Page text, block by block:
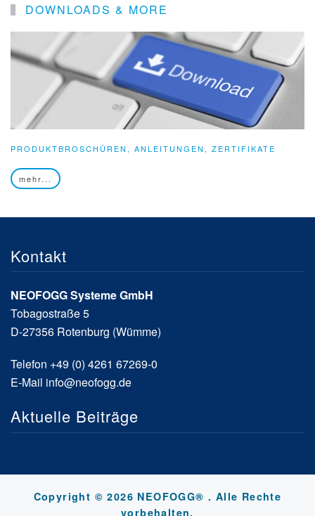
DOWNLOADS & MORE
PRODUKTBROSCHÜREN, ANLEITUNGEN, ZERTIFIKATE
mehr...
Kontakt
NEOFOGG Systeme GmbH
Tobagostraße 5
D-27356 Rotenburg (Wümme)
Telefon +49 (0) 4261 67269-0
E-Mail info@neofogg.de
Aktuelle Beiträge
Copyright © 2026 NEOFOGG® . Alle Rechte
vorbehalten.